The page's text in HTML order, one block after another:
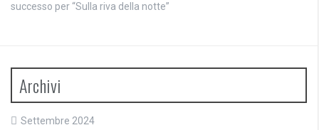
successo per “Sulla riva della notte”
Archivi
Settembre 2024